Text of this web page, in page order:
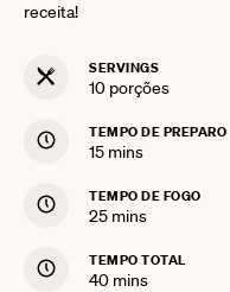
receita!
SERVINGS
10 porções
TEMPO DE PREPARO
15minutes
mins
TEMPO DE FOGO
25minutes
mins
TEMPO TOTAL
40minutes
mins